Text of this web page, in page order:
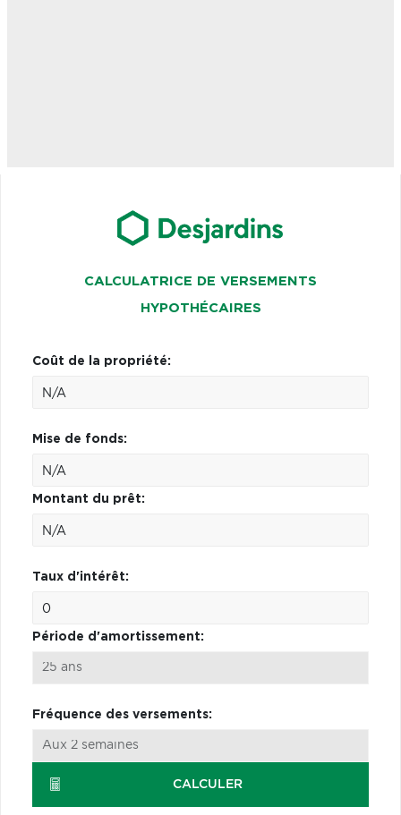
CALCULATRICE DE VERSEMENTS
HYPOTHÉCAIRES
Coût de la propriété:
Mise de fonds:
Montant du prêt:
Taux d'intérêt:
Période d'amortissement:
Fréquence des versements:
CALCULER